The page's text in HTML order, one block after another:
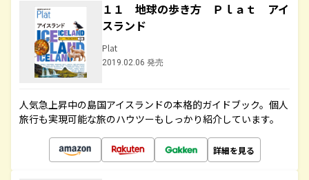
１１ 地球の歩き方 Ｐｌａｔ アイ
スランド
Plat
2019.02.06 発売
人気急上昇中の島国アイスランドの本格的ガイドブック。個人
旅行も実現可能な旅のハウツーもしっかり紹介しています。
詳細を見る